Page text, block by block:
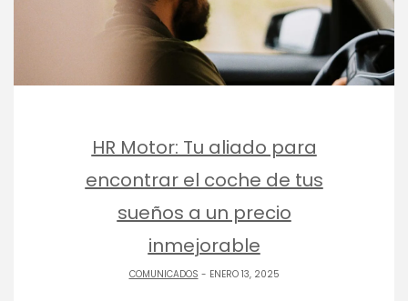
HR Motor: Tu aliado para
encontrar el coche de tus
sueños a un precio
inmejorable
COMUNICADOS - ENERO 13, 2025